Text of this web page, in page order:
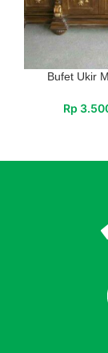
Bufet Ukir
Rp